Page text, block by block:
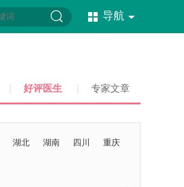
导航
好评医生 专家文章
湖北 湖南 四川 重庆